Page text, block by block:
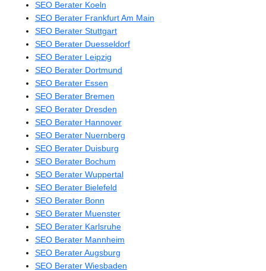
SEO Berater Koeln
SEO Berater Frankfurt Am Main
SEO Berater Stuttgart
SEO Berater Duesseldorf
SEO Berater Leipzig
SEO Berater Dortmund
SEO Berater Essen
SEO Berater Bremen
SEO Berater Dresden
SEO Berater Hannover
SEO Berater Nuernberg
SEO Berater Duisburg
SEO Berater Bochum
SEO Berater Wuppertal
SEO Berater Bielefeld
SEO Berater Bonn
SEO Berater Muenster
SEO Berater Karlsruhe
SEO Berater Mannheim
SEO Berater Augsburg
SEO Berater Wiesbaden